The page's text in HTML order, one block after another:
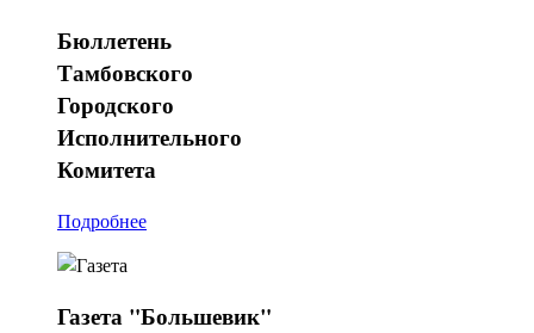
Бюллетень
Тамбовского
Городского
Исполнительного
Комитета
Подробнее
Газета "Большевик"